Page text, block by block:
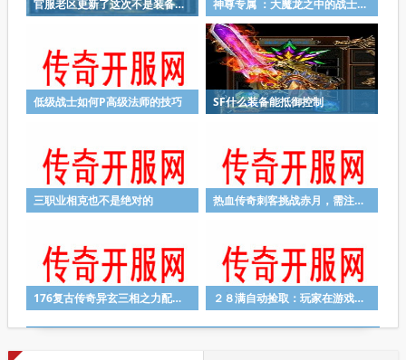
官服老区更新了这次不是装备你怎么看 神尊专属 ：大魔龙之中的战士有什么优势？
低级战士如何P高级法师的技巧 SF什么装备能抵御控制
三职业相克也不是绝对的 热血传奇刺客挑战赤月，需注意哪些事项？
176复古传奇异玄三相之力配备引见 ２８满自动捡取：玩家在游戏里副本开荒打怪的意义